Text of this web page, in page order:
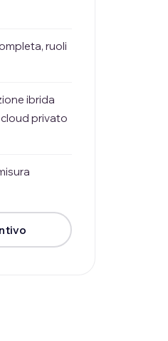
ruoli
ibrida
privato